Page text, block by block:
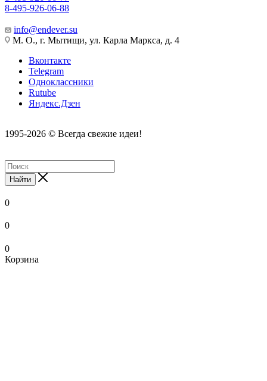
8-495-926-06-88
info@endever.su
М. О., г. Мытищи, ул. Карла Маркса, д. 4
Вконтакте
Telegram
Одноклассники
Rutube
Яндекс.Дзен
1995-2026 © Всегда свежие идеи!
Найти
0
0
0
Корзина